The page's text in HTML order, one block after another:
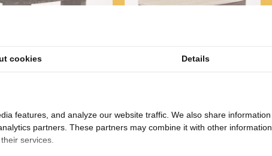
Portofino - Bruin
885,-
Salontafel Portofino -
cookies Details
features, and analyze our website traffic. We also share information
partners. These partners may combine it with other information
services.